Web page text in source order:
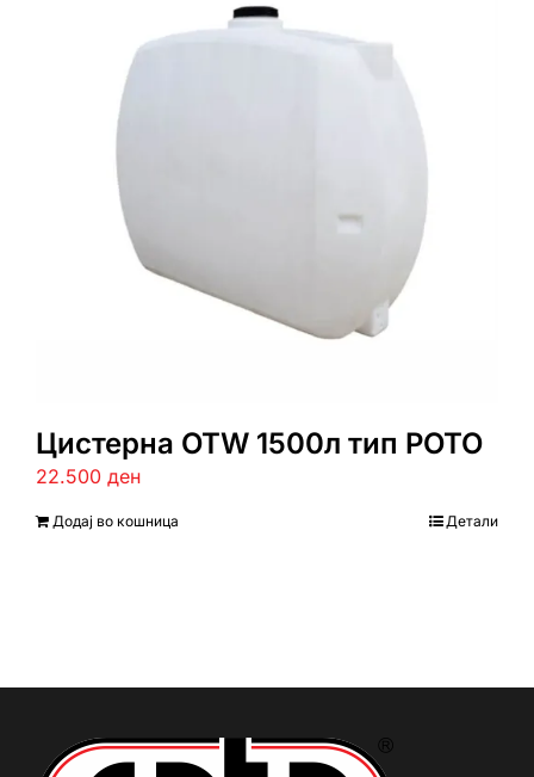
Цистерна ОТW 1500л тип РОТО
22.500 ден
Додај во кошница Детали